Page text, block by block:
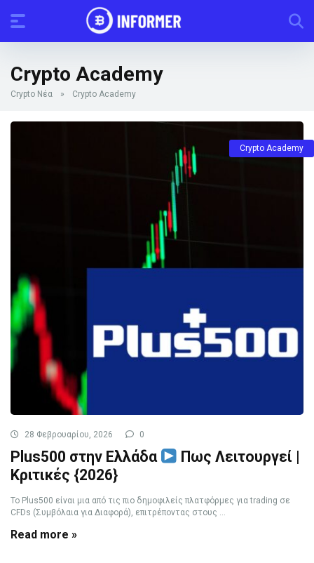
Crypto Academy
Crypto Νέα » Crypto Academy
Crypto Academy
28 Φεβρουαρίου, 2026 0
Plus500 στην Ελλάδα
Πως Λειτουργεί |
Κριτικές {2026}
Το Plus500 είναι μια από τις πιο δημοφιλείς πλατφόρμες για trading σε
CFDs (Συμβόλαια για Διαφορά), επιτρέποντας στους ...
Read more »